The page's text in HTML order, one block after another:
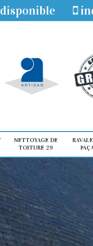
NETTOYAGE DE
TOITURE 29